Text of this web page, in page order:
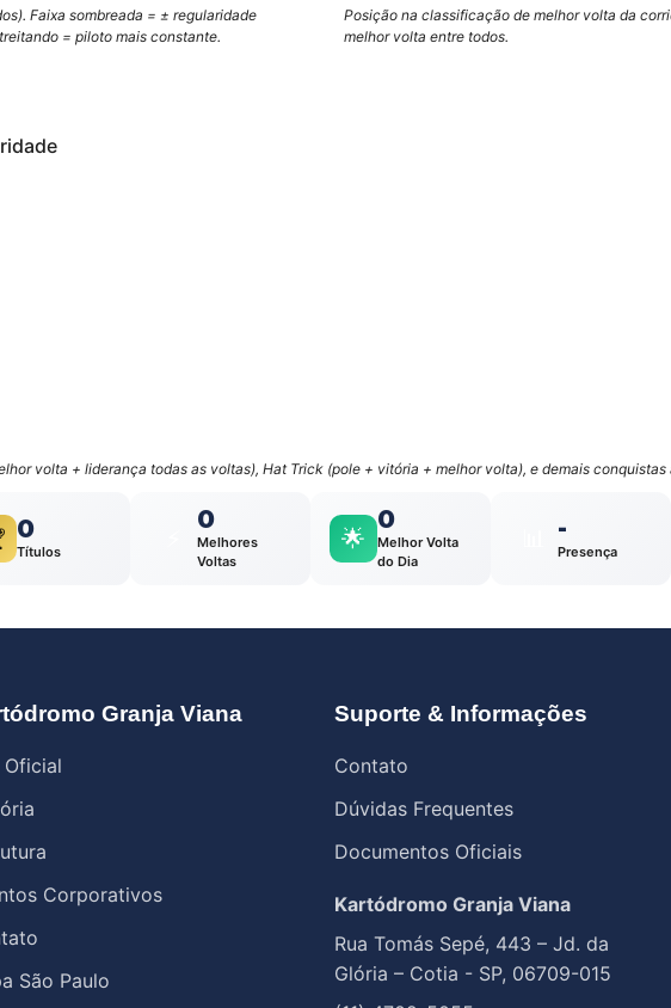
Faixa sombreada = ± regularidade
= piloto mais constante.
Posição na classificação de melhor volta da
melhor volta entre todos.
volta + liderança todas as voltas), Hat Trick (pole + vitória + melhor volta), e demais conquistas
0
Títulos
0
Melhores
Voltas
🌟
0
Melhor Volta
do Dia
-
Presença
Granja Viana
Oficial
Corporativos
São Paulo
Suporte & Informações
Contato
Dúvidas Frequentes
Documentos Oficiais
Kartódromo Granja Viana
Rua Tomás Sepé, 443 – Jd. da
Glória – Cotia - SP, 06709-015